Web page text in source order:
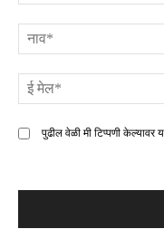
पुढील वेळी मी टिप्पणी